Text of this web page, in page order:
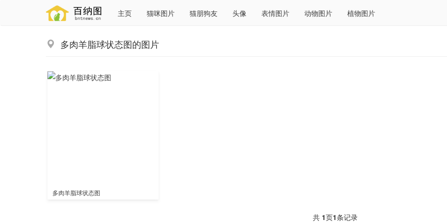
主页 猫咪图片 猫朋狗友 头像 表情图片 动物图片 植物图片
多肉羊脂球状态图的图片
多肉羊脂球状态图
共 1页1条记录